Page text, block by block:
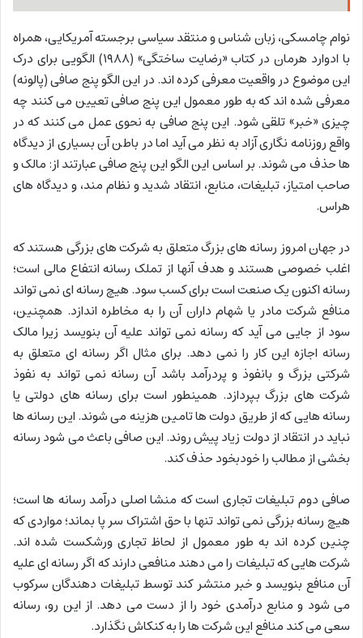
نوام چامسکی، زبان شناس و منتقد سیاسی برجسته آمریکایی، همراه
با ادوارد هرمان در کتاب «رضایت ساختگی» (۱۹۸۸) الگویی برای درک
این موضوع در واقعیت معرفی کرده اند. در این الگو پنج صافی (پالونه)
معرفی شده اند که به طور معمول این پنج صافی تعیین می کنند چه
چیزی «خبر» تلقی شود. این پنج صافی به نحوی عمل می کنند که در
واقع روزنامه نگاری آزاد به نظر می آید اما در باطن آن بسیاری از دیدگاه
ها حذف می شوند. بر اساس این الگو این پنج صافی عبارتند از: مالک و
صاحب امتیاز، تبلیغات، منابع، انتقاد شدید و نظام مند، و دیدگاه های
هراس.
در جهان امروز رسانه های بزرگ متعلق به شرکت های بزرگی هستند که
اغلب خصوصی هستند و هدف آنها از تملک رسانه انتفاع مالی است؛
رسانه اکنون یک صنعت است برای کسب سود. هیچ رسانه ای نمی تواند
منافع شرکت مادر یا شهام داران آن را به مخاطره اندازد. همچنین،
سود از جایی می آید که رسانه نمی تواند علیه آن بنویسد زیرا مالک
رسانه اجازه این کار را نمی دهد. برای مثال اگر رسانه ای متعلق به
شرکتی بزرگ و بانفوذ و پردرآمد باشد آن رسانه نمی تواند به نفوذ
شرکت های بزرگ بپردازد. همینطور است برای رسانه های دولتی یا
رسانه هایی که از طریق دولت ها تامین هزینه می شوند. این رسانه ها
نباید در انتقاد از دولت زیاد پیش روند. این صافی باعث می شود رسانه
بخشی از مطالب را خودبخود حذف کند.
صافی دوم تبلیغات تجاری است که منشا اصلی درآمد رسانه ها است؛
هیچ رسانه بزرگی نمی تواند تنها با حق اشتراک سر پا بماند؛ مواردی که
چنین کرده اند به طور معمول از لحاظ تجاری ورشکست شده اند.
شرکت هایی که تبلیغات را می دهند منافعی دارند که اگر رسانه ای علیه
آن منافع بنویسد و خبر منتشر کند توسط تبلیغات دهندگان سرکوب
می شود و منابع درآمدی خود را از دست می دهد. از این رو، رسانه
سعی می کند منافع این شرکت ها را به کنکاش نگذارد.